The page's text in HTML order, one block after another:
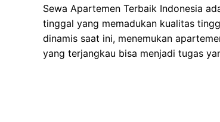
Sewa Apartemen Terbaik Indonesia
tinggal yang memadukan kualitas
dinamis saat ini, menemukan
yang terjangkau bisa menjadi tugas